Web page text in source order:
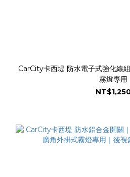
CarCity卡西堤 防水電子式強化線
霧燈專用